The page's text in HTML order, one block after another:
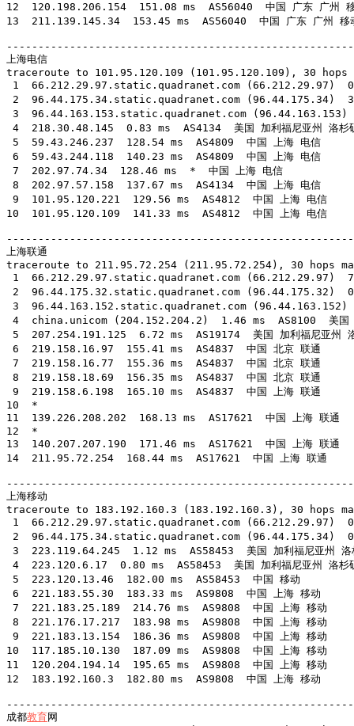
12  120.198.206.154  151.08 ms  AS56040  中国 广东 广州
13  211.139.145.34  153.45 ms  AS56040  中国 广东 广州 移
上海电信
traceroute to 101.95.120.109 (101.95.120.109), 30 hops
1  66.212.29.97.static.quadranet.com (66.212.29.97)
2  96.44.175.34.static.quadranet.com (96.44.175.34)
3  96.44.163.153.static.quadranet.com (96.44.163.153)
4  218.30.48.145  0.83 ms  AS4134  美国 加利福尼亚州 洛
5  59.43.246.237  128.54 ms  AS4809  中国 上海 电信
6  59.43.244.118  140.23 ms  AS4809  中国 上海 电信
7  202.97.74.34  128.46 ms  *  中国 上海 电信
8  202.97.57.158  137.67 ms  AS4134  中国 上海 电信
9  101.95.120.221  129.56 ms  AS4812  中国 上海 电信
10  101.95.120.109  141.33 ms  AS4812  中国 上海 电信
上海联通
traceroute to 211.95.72.254 (211.95.72.254), 30 hops
1  66.212.29.97.static.quadranet.com (66.212.29.97)
2  96.44.175.32.static.quadranet.com (96.44.175.32)
3  96.44.163.152.static.quadranet.com (96.44.163.152)
4  china.unicom (204.152.204.2)  1.46 ms  AS8100  美国
5  207.254.191.125  6.72 ms  AS19174  美国 加利福尼亚州
6  219.158.16.97  155.41 ms  AS4837  中国 北京 联通
7  219.158.16.77  155.36 ms  AS4837  中国 北京 联通
8  219.158.18.69  156.35 ms  AS4837  中国 北京 联通
9  219.158.6.198  165.10 ms  AS4837  中国 上海 联通
10  *
11  139.226.208.202  168.13 ms  AS17621  中国 上海 联通
12  *
13  140.207.207.190  171.46 ms  AS17621  中国 上海 联通
14  211.95.72.254  168.44 ms  AS17621  中国 上海 联通
上海移动
traceroute to 183.192.160.3 (183.192.160.3), 30 hops
1  66.212.29.97.static.quadranet.com (66.212.29.97)
2  96.44.175.34.static.quadranet.com (96.44.175.34)
3  223.119.64.245  1.12 ms  AS58453  美国 加利福尼亚州 洛
4  223.120.6.17  0.80 ms  AS58453  美国 加利福尼亚州 洛杉
5  223.120.13.46  182.00 ms  AS58453  中国 移动
6  221.183.55.30  183.33 ms  AS9808  中国 上海 移动
7  221.183.25.189  214.76 ms  AS9808  中国 上海 移动
8  221.176.17.217  183.98 ms  AS9808  中国 上海 移动
9  221.183.13.154  186.36 ms  AS9808  中国 上海 移动
10  117.185.10.130  187.09 ms  AS9808  中国 上海 移动
11  120.204.194.14  195.65 ms  AS9808  中国 上海 移动
12  183.192.160.3  182.80 ms  AS9808  中国 上海 移动
成都教育网